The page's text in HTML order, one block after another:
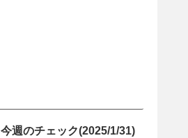
今週のチェック(2025/1/31)